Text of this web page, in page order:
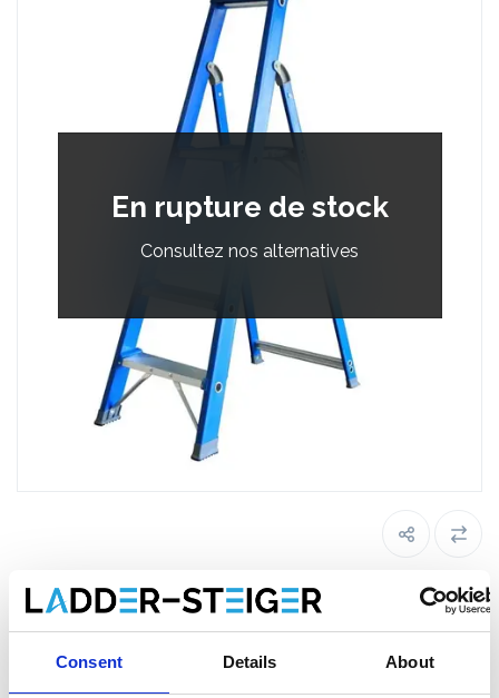
Consent Details About
En rupture de stock
Consultez nos alternatives
Escabeau simple 4 marches ASC
Premium BT4